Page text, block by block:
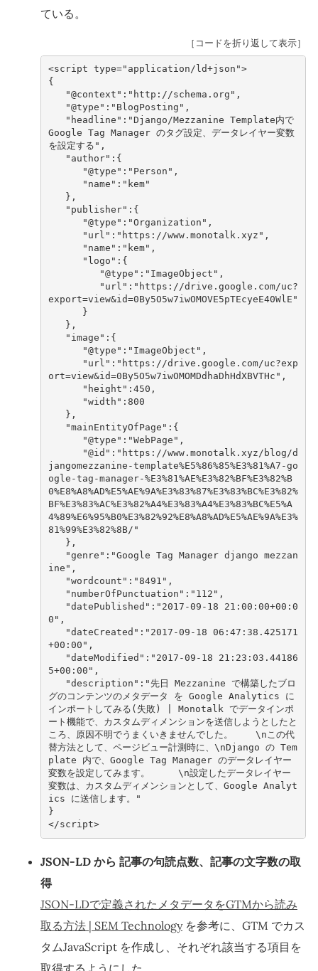
ている。
［コードを折り返して表示］
<script type="application/ld+json">
{
"@context" : "http://schema.org" ,
"@type" : "BlogPosting" ,
"headline" : "Django/Mezzanine Template内で
Google Tag Manager のタグ設定、データレイヤー変数
を設定する" ,
"author" : {
"@type" : "Person" ,
"name" : "kem"
},
"publisher" : {
"@type" : "Organization" ,
"url" : "https://www.monotalk.xyz" ,
"name" : "kem" ,
"logo" : {
"@type" : "ImageObject" ,
"url" : "https://drive.google.com/uc?
export=view&id=0By5O5w7iwOMOVE5pTEcyeE40WlE"
}
},
"image" : {
"@type" : "ImageObject" ,
"url" : "https://drive.google.com/uc?exp
ort=view&id=0By5O5w7iwOMOMDdhaDhHdXBVTHc" ,
"height" : 450 ,
"width" : 800
},
"mainEntityOfPage" : {
"@type" : "WebPage" ,
"@id" : "https://www.monotalk.xyz/blog/d
jangomezzanine-template%E5%86%85%E3%81%A7-go
ogle-tag-manager-%E3%81%AE%E3%82%BF%E3%82%B
0%E8%A8%AD%E5%AE%9A%E3%83%87%E3%83%BC%E3%82%
BF%E3%83%AC%E3%82%A4%E3%83%A4%E3%83%BC%E5%A
4%89%E6%95%B0%E3%82%92%E8%A8%AD%E5%AE%9A%E3%
81%99%E3%82%8B/"
},
"genre" : "Google Tag Manager django mezzan
ine" ,
"wordcount" : "8491" ,
"numberOfPunctuation" : "112" ,
"datePublished" : "2017-09-18 21:00:00+00:0
0" ,
"dateCreated" : "2017-09-18 06:47:38.425171
+00:00" ,
"dateModified" : "2017-09-18 21:23:03.44186
5+00:00" ,
"description" : "先日 Mezzanine で構築したブロ
グのコンテンツのメタデータ を Google Analytics に
インポートしてみる(失敗) | Monotalk でデータインポ
ート機能で、カスタムディメンションを送信しようとしたと
ころ、原因不明でうまくいきませんでした。    \nこの代
替方法として、ページビュー計測時に、\nDjango の Tem
plate 内で、Google Tag Manager のデータレイヤー
変数を設定してみます。     \n設定したデータレイヤー
変数は、カスタムディメンションとして、Google Analyt
ics に送信します。"
}
</script>
JSON-LD から 記事の句読点数、記事の文字数の取
得
JSON-LDで定義されたメタデータをGTMから読み
取る方法 | SEM Technologyを参考に、GTM でカス
タムJavaScript を作成し、それぞれ該当する項目を
取得するようにした。